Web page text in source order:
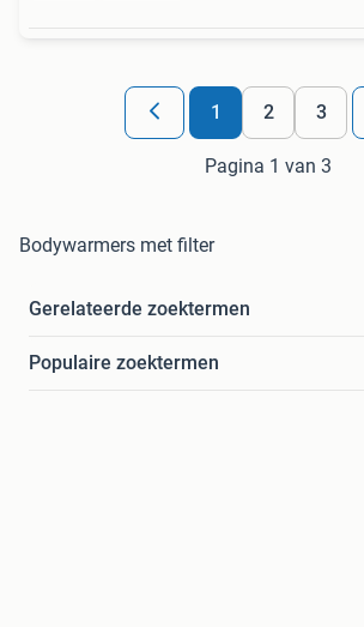
1 2 3
Pagina 1 van 3
Bodywarmers met filter
Gerelateerde zoektermen
Populaire zoektermen